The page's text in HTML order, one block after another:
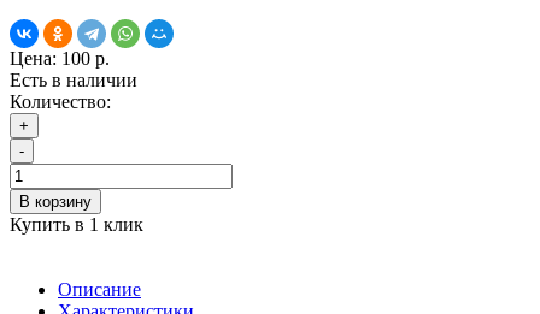
Цена: 100 р.
Есть в наличии
Количество:
+
-
В корзину
Купить в 1 клик
Описание